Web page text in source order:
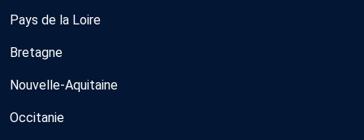
Pays de la Loire
Bretagne
Nouvelle-Aquitaine
Occitanie